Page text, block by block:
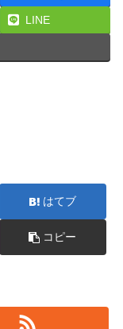
LINE
はてブ
コピー